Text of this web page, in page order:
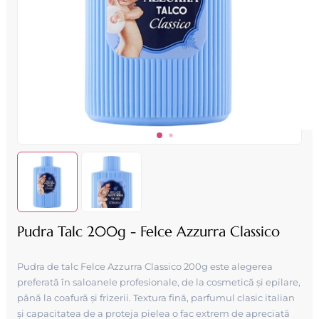
Pudra Talc 200g - Felce Azzurra Classico
Pudra de talc Felce Azzurra Classico 200g este alegerea
preferată în saloanele profesionale, de la cosmetică și epilare,
până la coafură și frizerii. Textura fină, parfumul clasic italian
și capacitatea de a proteja pielea o fac extrem de apreciată